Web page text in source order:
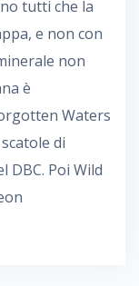
tutti che la
e non con
non
è
Waters
di
DBC. Poi Wild